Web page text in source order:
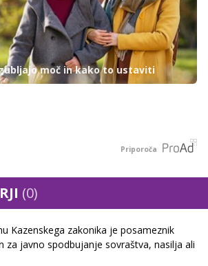
moč in kako to ustaviti
Priporoča
(0)
Kazenskega zakonika je posameznik
za javno spodbujanje sovraštva, nasilja ali